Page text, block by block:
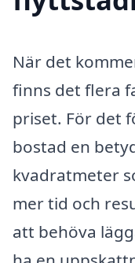
När det
finns det flera
priset. För det
bostad en
kvadratmeter
mer tid och
att behöva